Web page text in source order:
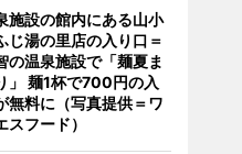
施設の館内にある山小
じ湯の里店の入り口＝
の温泉施設で「麺夏ま
」 麺1杯で700円の入
無料に（写真提供＝ワ
スフード）